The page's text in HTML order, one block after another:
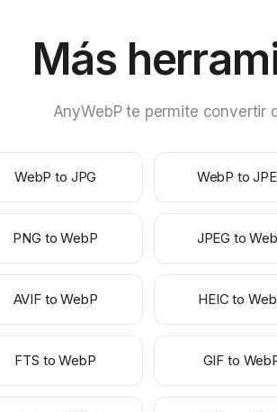
Más
AnyWebP te permite convertir
WebP to JPG WebP to
PNG to WebP JPEG to
AVIF to WebP HEIC to
FTS to WebP GIF to